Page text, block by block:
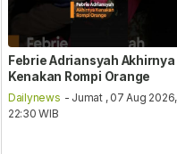
Febrie Adriansyah Akhirnya
Kenakan Rompi Orange
Dailynews - Jumat , 07 Aug 2026,
22:30 WIB